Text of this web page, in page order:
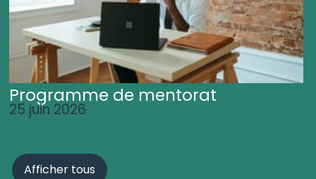
Programme de mentorat
25 juin 2026
Afficher tous